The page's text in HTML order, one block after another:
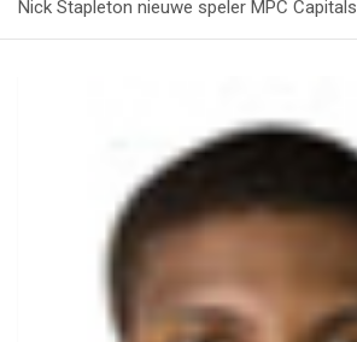
Nick Stapleton nieuwe speler MPC Capitals